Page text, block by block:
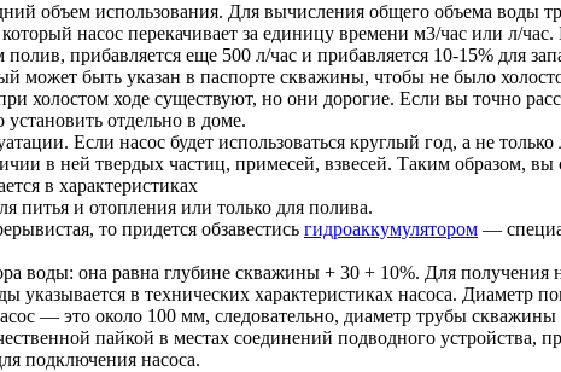
объем использования. Для вычисления общего объема воды
насос перекачивает за единицу времени м3/час или л/
прибавляется еще 500 л/час и прибавляется 10-15% для
быть указан в паспорте скважины, чтобы не было
холостом ходе существуют, но они дорогие. Если вы точно
отдельно в доме.
Если насос будет использоваться круглый год, а не
в ней твердых частиц, примесей, взвесей. Таким образом, вы
в характеристиках
питья и отопления или только для полива.
то придется обзавестись гидроаккумулятором —
воды: она равна глубине скважины + 30 + 10%. Для получения
указывается в технических характеристиках насоса. Диаметр
— это около 100 мм, следовательно, диаметр трубы
пайкой в местах соединений подводного устройства,
подключения насоса.